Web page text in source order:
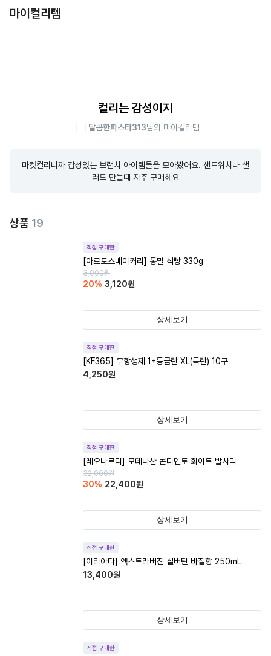
마이컬리템
컬리는 감성이지
달콤한파스타313님의 마이컬리템
마켓컬리니까 감성있는 브런치 아이템들을 모아봤어요. 샌드위치나 샐
러드 만들때 자주 구매해요
상품 19
직접 구매한
[아르토스베이커리] 통밀 식빵 330g
3,900원
20% 3,120원
상세보기
직접 구매한
[KF365] 무항생제 1+등급란 XL(특란) 10구
4,250원
상세보기
직접 구매한
[레오나르디] 모데나산 콘디멘토 화이트 발사믹
32,000원
30% 22,400원
상세보기
직접 구매한
[이리아다] 엑스트라버진 실버틴 바질향 250mL
13,400원
상세보기
직접 구매한